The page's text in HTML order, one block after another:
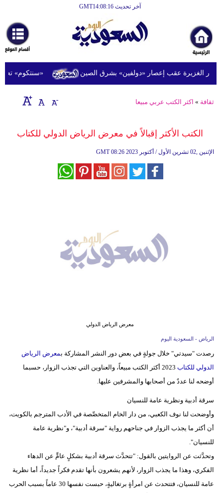
آخر تحديث GMT14:08:16
أخبارعاجلة
رياضة
ثقافة
إقتصاد
وموسيقى
علوم
وتكنولوجيا
مدوَّنات
سيارات
«سنتكوم» تعلن أن أكثر من 20 سفينة حربية أميركية تدعم
ثقافة » اكثر الكتب عربي مبيعا
الكتب الأكثر إقبالاً في معرض الرياض الدولي للكتاب
GMT 08:26 2023 الإثنين ,02 تشرين الأول / أكتوبر
معرض الرياض الدولي
الرياض - السعودية اليوم
رصدت "سيدتي" خلال جولةٍ في بعض دور النشر المشاركة بمعرض الرياض
الدولي للكتاب
2023 أكثر الكتب مبيعاً، والعناوين التي تجذب الزوار، حسبما
أوضحه لنا عددٌ من أصحابها والمشرفين عليها.
سرقة أدبية ونظرية عامة للنسيان
وأوضحت لنا نوف الكعبي، من دار الخام المتخصِّصة في الأدب المترجم بالكويت،
أن أكثر ما يجذب الزوار في جناحهم رواية "سرقة أدبية"، و"نظرية عامة
للنسيان".
وتحدَّثت عن الروايتين بالقول: "تتحدَّث سرقة أدبية بشكلٍ عامٍّ عن الدهاء
الفكري، وهذا ما يجذب الزوار، لأنهم يشعرون بأنها تقدم فكراً جديداً، أما نظرية
عامة للنسيان، فتتحدث عن امرأةٍ برتغاليةٍ، حبست نفسها 30 عاماً بسبب الحرب